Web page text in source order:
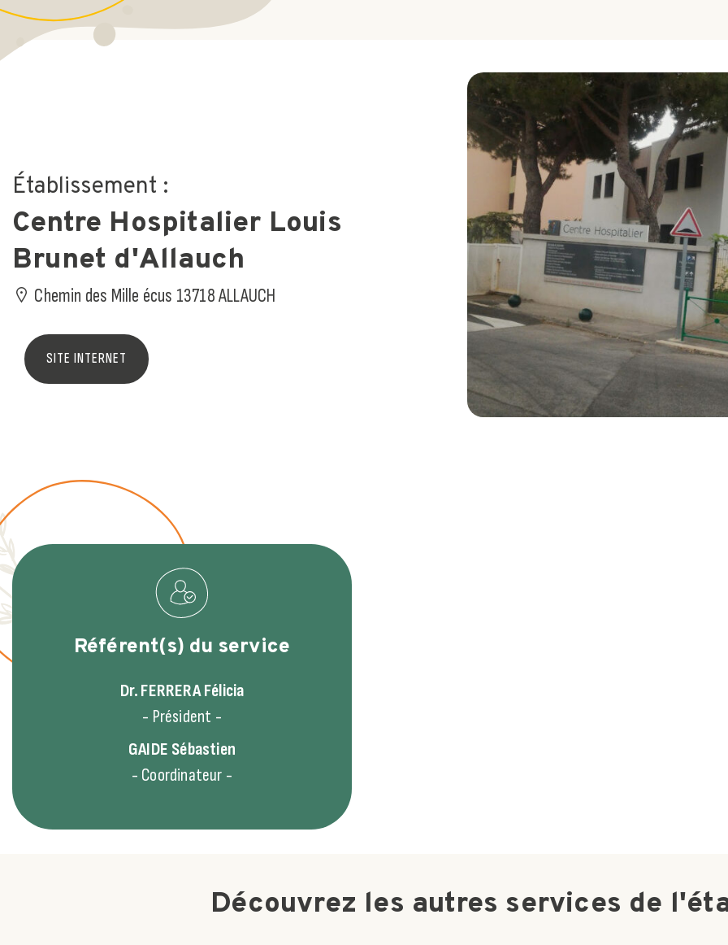
Établissement :
Centre Hospitalier Louis
Brunet d'Allauch
Chemin des Mille écus 13718 ALLAUCH
SITE INTERNET
Référent(s) du service
Dr. FERRERAFélicia
- Président -
GAIDE Sébastien
- Coordinateur -
Découvrez les autres services de